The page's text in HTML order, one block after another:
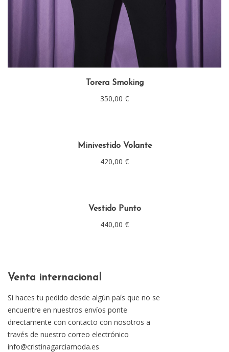
Torera Smoking
350,00 €
Minivestido Volante
420,00 €
Vestido Punto
440,00 €
Venta internacional
Si haces tu pedido desde algún país que no se
encuentre en nuestros envíos ponte
directamente con contacto con nosotros a
través de nuestro correo electrónico
info@cristinagarciamoda.es